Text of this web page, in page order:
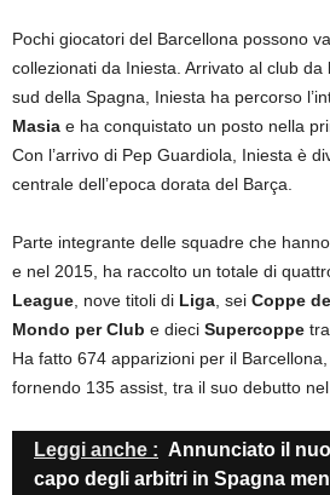
Pochi giocatori del Barcellona possono
collezionati da Iniesta. Arrivato al club
sud della Spagna, Iniesta ha percorso
Masia e ha conquistato un posto nella
Con l’arrivo di Pep Guardiola, Iniesta è
centrale dell’epoca dorata del Barça.
Parte integrante delle squadre che
e nel 2015, ha raccolto un totale di
League , nove titoli di Liga , sei Coppe
Mondo per Club e dieci Supercoppe
Ha fatto 674 apparizioni per il
fornendo 135 assist, tra il suo debutto nel
Leggi anche : Annunciato il
capo degli arbitri in Spagna